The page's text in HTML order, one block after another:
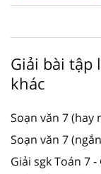
Giải bài tập
khác
Soạn văn 7 (hay
Soạn văn 7
Giải sgk Toán 7 -